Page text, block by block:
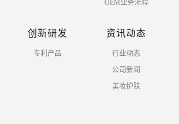
OEM业务流程
创新研发
专利产品
资讯动态
行业动态
公司新闻
美妆护肤